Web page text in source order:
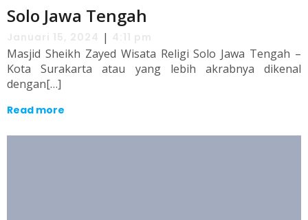
Solo Jawa Tengah
|
Masjid Sheikh Zayed Wisata Religi Solo Jawa Tengah –
Kota Surakarta atau yang lebih akrabnya dikenal
dengan[…]
Read more